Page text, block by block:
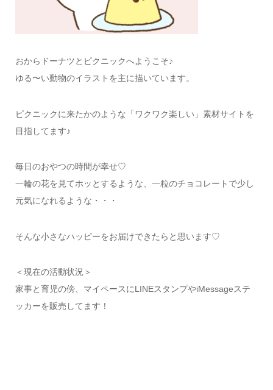
おからドーナツとピクニックへようこそ♪
ゆる〜い動物のイラストを主に描いています。
ピクニックに来たかのような「ワクワク楽しい」素材サイトを
目指してます♪
毎日のおやつの時間が幸せ♡
一輪の花を見てホッとするような、一粒のチョコレートで少し
元気になれるような・・・
そんな小さなハッピーをお届けできたらと思います♡
＜現在の活動状況＞
家事と育児の傍、マイペースにLINEスタンプやiMessageステ
ッカーを販売してます！